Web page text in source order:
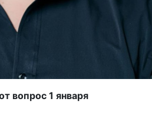
вопрос 1 января